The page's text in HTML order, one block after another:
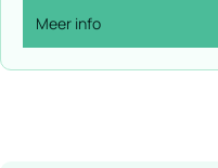
Meer info